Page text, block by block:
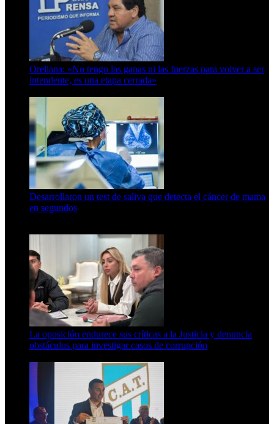
Orellana: «No tengo las ganas ni las fuerzas para volver a ser
intendente, es una etapa cerrada»
Desarrollaron un test de saliva que detecta el cáncer de mama
en segundos
La oposición endurece sus críticas a la Justicia y denuncia
obstáculos para investigar casos de corrupción